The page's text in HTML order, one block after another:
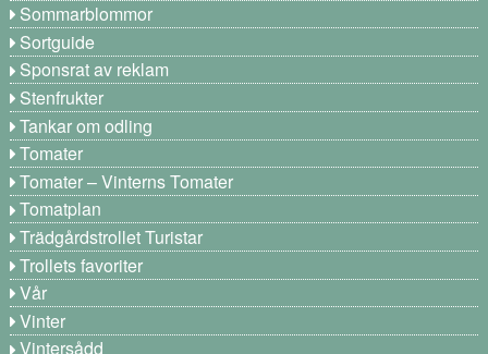
Sommarblommor
Sortguide
Sponsrat av reklam
Stenfrukter
Tankar om odling
Tomater
Tomater – Vinterns Tomater
Tomatplan
Trädgårdstrollet Turistar
Trollets favoriter
Vår
Vinter
Vintersådd